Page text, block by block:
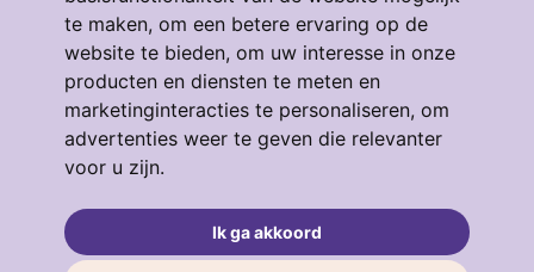
te maken, om een betere ervaring op de
website te bieden, om uw interesse in onze
producten en diensten te meten en
marketinginteracties te personaliseren, om
advertenties weer te geven die relevanter
voor u zijn.
Ik ga akkoord
3134GM, VLAARDINGEN
4 53 m² 3
€ 319.000